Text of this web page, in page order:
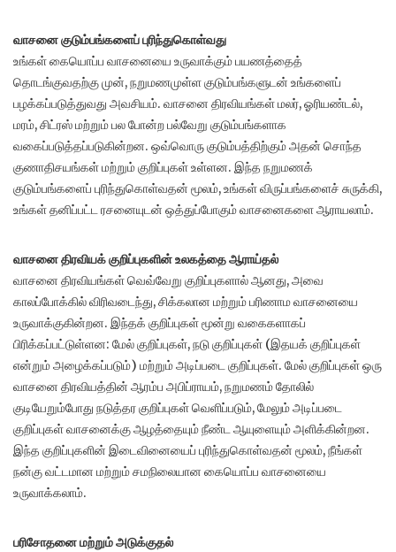
வாசனை குடும்பங்களைப் புரிந்துகொள்வது
உங்கள் கையொப்ப வாசனையை உருவாக்கும் பயணத்தைத்
தொடங்குவதற்கு முன், நறுமணமுள்ள குடும்பங்களுடன் உங்களைப்
பழக்கப்படுத்துவது அவசியம். வாசனை திரவியங்கள் மலர், ஓரியண்டல்,
மரம், சிட்ரஸ் மற்றும் பல போன்ற பல்வேறு குடும்பங்களாக
வகைப்படுத்தப்படுகின்றன. ஒவ்வொரு குடும்பத்திற்கும் அதன் சொந்த
குணாதிசயங்கள் மற்றும் குறிப்புகள் உள்ளன. இந்த நறுமணக்
குடும்பங்களைப் புரிந்துகொள்வதன் மூலம், உங்கள் விருப்பங்களைச் சுருக்கி,
உங்கள் தனிப்பட்ட ரசனையுடன் ஒத்துப்போகும் வாசனைகளை ஆராயலாம்.
வாசனை திரவியக் குறிப்புகளின் உலகத்தை ஆராய்தல்
வாசனை திரவியங்கள் வெவ்வேறு குறிப்புகளால் ஆனது, அவை
காலப்போக்கில் விரிவடைந்து, சிக்கலான மற்றும் பரிணாம வாசனையை
உருவாக்குகின்றன. இந்தக் குறிப்புகள் மூன்று வகைகளாகப்
பிரிக்கப்பட்டுள்ளன: மேல் குறிப்புகள், நடு குறிப்புகள் (இதயக் குறிப்புகள்
என்றும் அழைக்கப்படும்) மற்றும் அடிப்படை குறிப்புகள். மேல் குறிப்புகள் ஒரு
வாசனை திரவியத்தின் ஆரம்ப அபிப்ராயம், நறுமணம் தோலில்
குடியேறும்போது நடுத்தர குறிப்புகள் வெளிப்படும், மேலும் அடிப்படை
குறிப்புகள் வாசனைக்கு ஆழத்தையும் நீண்ட ஆயுளையும் அளிக்கின்றன.
இந்த குறிப்புகளின் இடைவினையைப் புரிந்துகொள்வதன் மூலம், நீங்கள்
நன்கு வட்டமான மற்றும் சமநிலையான கையொப்ப வாசனையை
உருவாக்கலாம்.
பரிசோதனை மற்றும் அடுக்குதல்